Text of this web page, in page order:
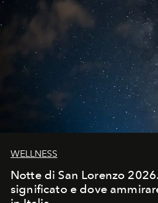
WELLNESS
Notte di San Lorenzo
significato e dove